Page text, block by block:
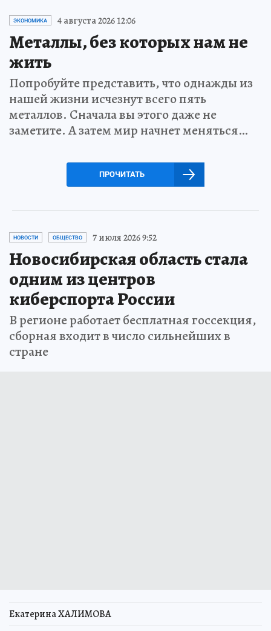
ЭКОНОМИКА 4 августа 2026 12:06
Металлы, без которых нам не
жить
Попробуйте представить, что однажды из
нашей жизни исчезнут всего пять
металлов. Сначала вы этого даже не
заметите. А затем мир начнет меняться…
ПРОЧИТАТЬ
НОВОСТИ ОБЩЕСТВО 7 июля 2026 9:52
Новосибирская область стала
одним из центров
киберспорта России
В регионе работает бесплатная госсекция,
сборная входит в число сильнейших в
стране
Екатерина ХАЛИМОВА